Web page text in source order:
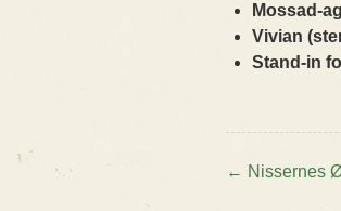
Mossad-
Vivian
Stand-in
← Nissernes